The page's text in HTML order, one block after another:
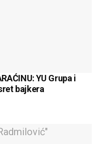
YU Grupa i
bajkera